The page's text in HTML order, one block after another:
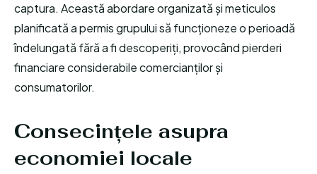
captura. Această abordare organizată și meticulos
planificată a permis grupului să funcționeze o perioadă
îndelungată fără a fi descoperiți, provocând pierderi
financiare considerabile comercianților și
consumatorilor.
Consecințele asupra
economiei locale